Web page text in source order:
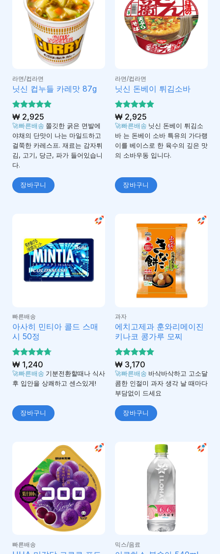
라면/컵라면
닛신 컵누들 카레맛 87g
5 중에서
4.92로 평
가됨
₩2,925
🚀빠른배송 쫄깃한 굵은 면발에
야채의 단맛이 나는 마일드하고
걸쭉한 카레스프. 재료는 감자튀
김, 고기, 당근, 파가 들어있습니
다.
장바구니
라면/컵라면
닛신 돈베이 튀김소바
5 중에서
4.89로 평
가됨
₩2,925
🚀빠른배송 닛신 돈베이 튀김소
바 는 돈베이 소바 특유의 가다랭
이를 베이스로 한 육수의 깊은 맛
의 소바우동 입니다.
장바구니
빠른배송
아사히 민티아 콜드 스매
시 50정
5 중에서
4.7로 평
가됨
₩1,240
🚀빠른배송 기분전환할때나 식사
후 입안을 상쾌하고 센스있게!
장바구니
과자
에치고제과 훈와리메이진
키나코 콩가루 모찌
5 중에서
5로 평가
됨
₩3,170
🚀빠른배송 바삭바삭하고 고소달
콤한 인절미 과자 생각 날 때마다
부담없이 드세요
장바구니
빠른배송 믹스/음료